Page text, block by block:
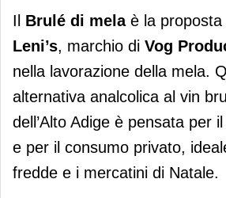
Arriva Brulé di mela, la
proposta invernale di
Il Brulé di melaè la proposta
Leni’s, marchio di Vog
nella lavorazione della mela.
alternativa analcolica al vin
dell’Alto Adige è pensata per
e per il consumo privato,
fredde e i mercatini di Natale.